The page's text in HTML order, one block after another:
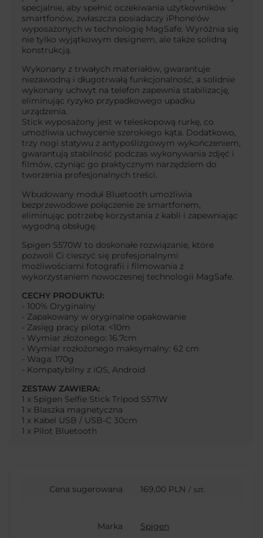
specjalnie, aby spełnić oczekiwania użytkowników
smartfonów, zwłaszcza posiadaczy iPhone'ów
wyposażonych w technologię MagSafe. Wyróżnia się
nie tylko wyjątkowym designem, ale także solidną
konstrukcją.
Wykonany z trwałych materiałów, gwarantuje
niezawodną i długotrwałą funkcjonalność, a solidnie
wykonany uchwyt na telefon zapewnia stabilizację,
eliminując ryzyko przypadkowego upadku
urządzenia.
Stick wyposażony jest w teleskopową rurkę, co
umożliwia uchwycenie szerokiego kąta. Dodatkowo,
trzy nogi statywu z antypoślizgowym wykończeniem,
gwarantują stabilność podczas wykonywania zdjęć i
filmów, czyniąc go praktycznym narzędziem do
tworzenia profesjonalnych treści.
Wbudowany moduł Bluetooth umożliwia
bezprzewodowe połączenie ze smartfonem,
eliminując potrzebę korzystania z kabli i zapewniając
wygodną obsługę.
Spigen S570W to doskonałe rozwiązanie, które
pozwoli Ci cieszyć się profesjonalnymi
możliwościami fotografii i filmowania z
wykorzystaniem nowoczesnej technologii MagSafe.
CECHY PRODUKTU:
- 100% Oryginalny
- Zapakowany w oryginalne opakowanie
- Zasięg pracy pilota: <10m
- Wymiar złożonego: 16.7cm
- Wymiar rozłożonego maksymalny: 62 cm
- Waga: 170g
- Kompatybilny z iOS, Android
ZESTAW ZAWIERA:
1 x Spigen Selfie Stick Tripod S571W
1 x Blaszka magnetyczna
1 x Kabel USB / USB-C 30cm
1 x Pilot Bluetooth
Cena sugerowana 169,00 PLN / szt.
Marka Spigen